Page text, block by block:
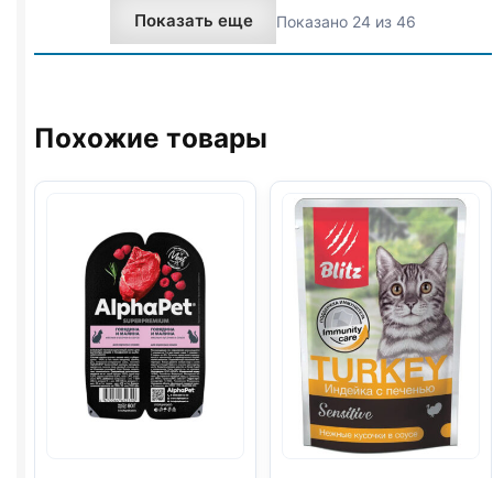
в
желе
75г
Показать еще Показано 24 из 46
Похожие товары